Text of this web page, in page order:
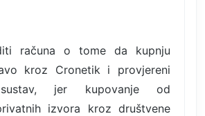
računa o tome da kupnju
kroz Cronetik i provjereni
jer kupovanje od
izvora kroz društvene